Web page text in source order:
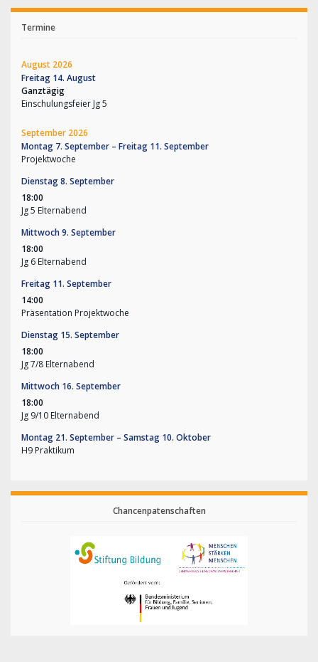
Termine
August 2026
Freitag 14. August
Ganztägig
Einschulungsfeier Jg 5
September 2026
Montag 7. September – Freitag 11. September
Projektwoche
Dienstag8. September
18:00
Jg 5 Elternabend
Mittwoch9. September
18:00
Jg 6 Elternabend
Freitag 11. September
14:00
Präsentation Projektwoche
Dienstag 15. September
18:00
Jg 7/8 Elternabend
Mittwoch 16. September
18:00
Jg 9/10 Elternabend
Montag 21. September – Samstag 10. Oktober
H9 Praktikum
Chancenpatenschaften